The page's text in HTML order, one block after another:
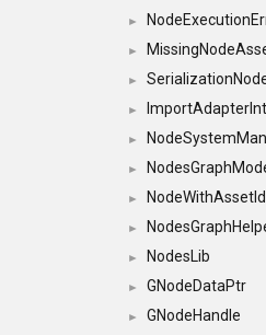
►
►
►
►
►
►
► NodeWithAssetId
►
► NodesLib
► GNodeDataPtr
► GNodeHandle